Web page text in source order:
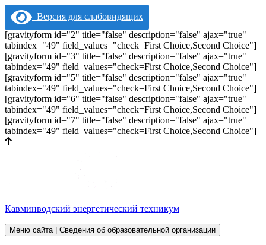
Версия для слабовидящих
[gravityform id="2" title="false" description="false" ajax="true"
tabindex="49" field_values="check=First Choice,Second Choice"]
[gravityform id="3" title="false" description="false" ajax="true"
tabindex="49" field_values="check=First Choice,Second Choice"]
[gravityform id="5" title="false" description="false" ajax="true"
tabindex="49" field_values="check=First Choice,Second Choice"]
[gravityform id="6" title="false" description="false" ajax="true"
tabindex="49" field_values="check=First Choice,Second Choice"]
[gravityform id="7" title="false" description="false" ajax="true"
tabindex="49" field_values="check=First Choice,Second Choice"]
Кавминводский энергетический техникум
Меню сайта | Сведения об образовательной организации